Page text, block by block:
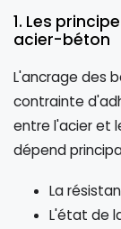
1. Les
acier-béton
L'ancrage des
contrainte
entre l'acier et
dépend
La
L'état de